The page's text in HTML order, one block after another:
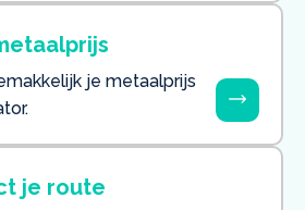
je metaalprijs
je route